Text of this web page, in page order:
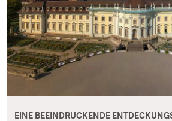
EINE BEEINDRUCKENDE